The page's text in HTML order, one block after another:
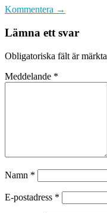
Kommentera →
Lämna ett svar
Obligatoriska fält är märkta
Meddelande *
Namn *
E-postadress *